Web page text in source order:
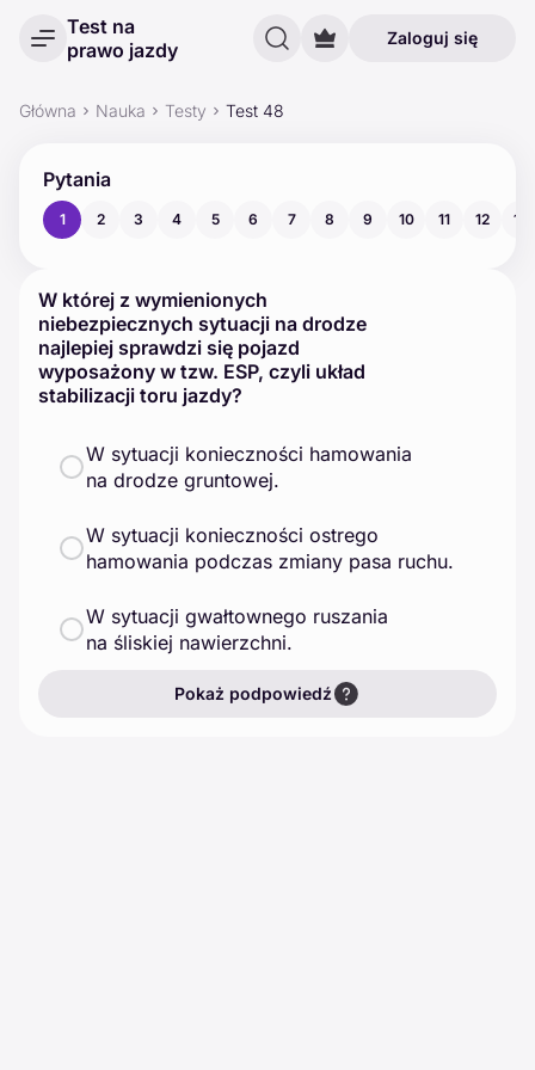
Test na
prawo jazdy
Zaloguj się
Główna Nauka Testy Test 48
W której z wymienionych
niebezpiecznych sytuacji na drodze
najlepiej sprawdzi się pojazd
wyposażony w tzw. ESP, czyli układ
stabilizacji toru jazdy?
W sytuacji konieczności hamowania
na drodze gruntowej.
W sytuacji konieczności ostrego
hamowania podczas zmiany pasa ruchu.
W sytuacji gwałtownego ruszania
na śliskiej nawierzchni.
Pokaż podpowiedź
Pytania
1 2 3 4 5 6 7 8 9 10 11 12 13